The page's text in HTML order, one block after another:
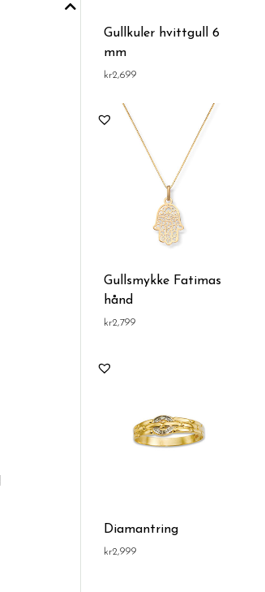
Gullkuler hvittgull 6
mm
kr2,699
Gullsmykke Fatimas
hånd
kr2,799
Diamantring
kr2,999